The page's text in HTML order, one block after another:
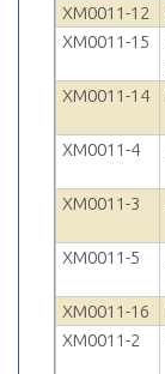
XM0011-12
XM0011-15
XM0011-14
XM0011-4
XM0011-3
XM0011-5
XM0011-16
XM0011-2